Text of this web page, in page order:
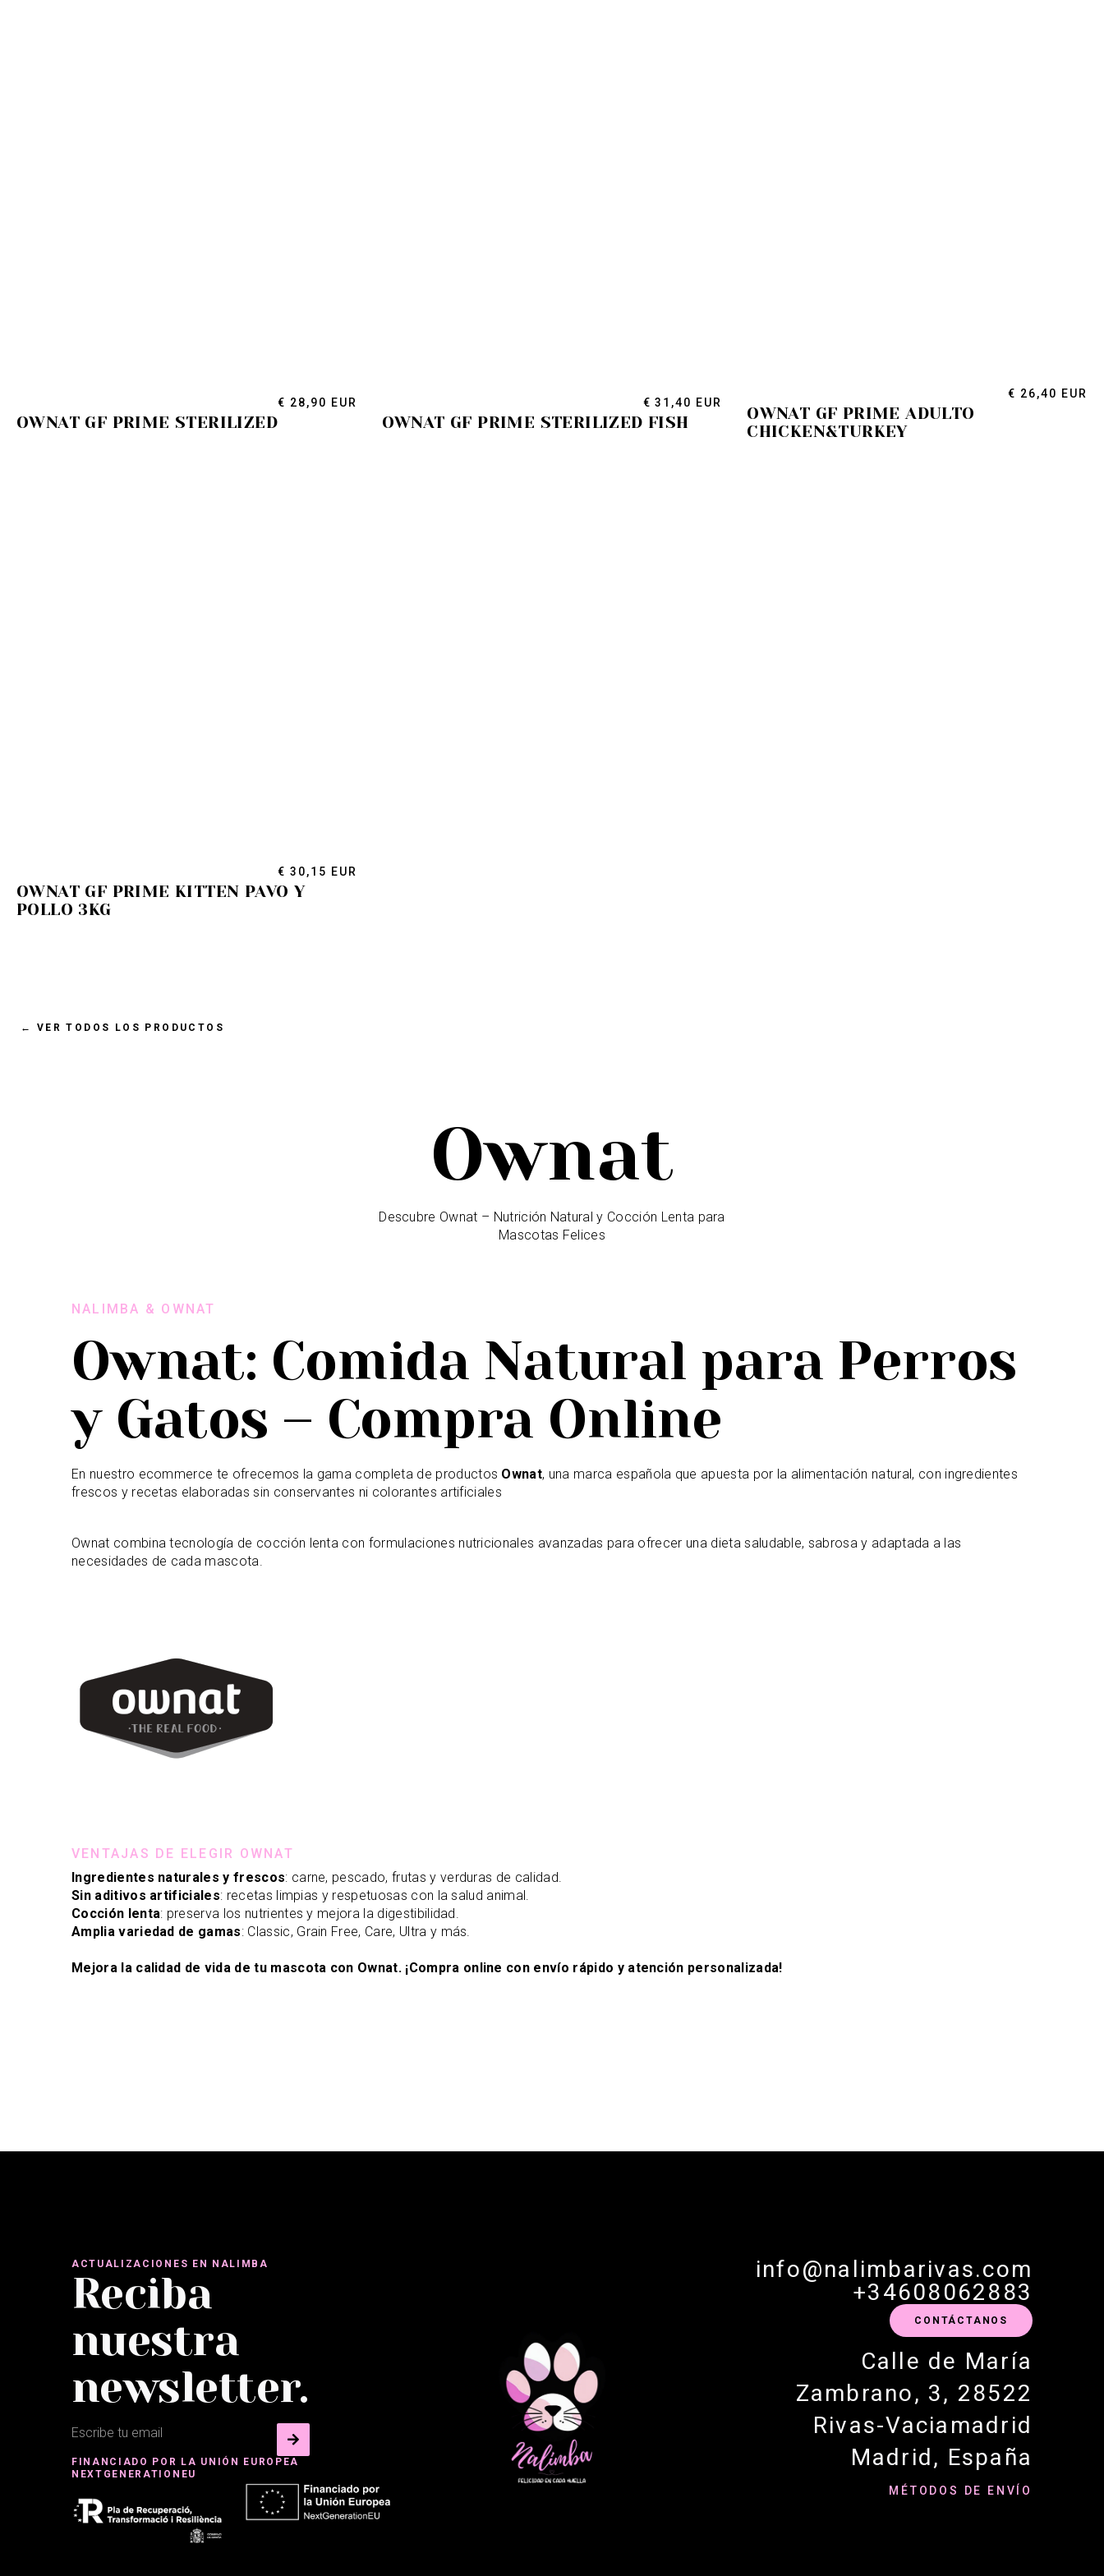
€ 28,90 EUR
OWNAT GF PRIME STERILIZED
€ 31,40 EUR
OWNAT GF PRIME STERILIZED FISH
€ 26,40 EUR
OWNAT GF PRIME ADULTO
CHICKEN&TURKEY
€ 30,15 EUR
OWNAT GF PRIME KITTEN PAVO Y
POLLO 3KG
← VER TODOS LOS PRODUCTOS
Ownat
Descubre Ownat – Nutrición Natural y Cocción Lenta para
Mascotas Felices
NALIMBA & OWNAT
Ownat: Comida Natural para Perros
y Gatos – Compra Online
En nuestro ecommerce te ofrecemos la gama completa de productos Ownat, una marca española que apuesta por la alimentación natural, con ingredientes
frescos y recetas elaboradas sin conservantes ni colorantes artificiales
Ownat combina tecnología de cocción lenta con formulaciones nutricionales avanzadas para ofrecer una dieta saludable, sabrosa y adaptada a las
necesidades de cada mascota.
VENTAJAS DE ELEGIR OWNAT
Ingredientes naturales y frescos: carne, pescado, frutas y verduras de calidad.
Sin aditivos artificiales: recetas limpias y respetuosas con la salud animal.
Cocción lenta: preserva los nutrientes y mejora la digestibilidad.
Amplia variedad de gamas: Classic, Grain Free, Care, Ultra y más.
Mejora la calidad de vida de tu mascota con Ownat. ¡Compra online con envío rápido y atención personalizada!
ACTUALIZACIONES EN NALIMBA
Reciba
nuestra
newsletter.
FINANCIADO POR LA UNIÓN EUROPEA
NEXTGENERATIONEU
info@nalimbarivas.com
+34608062883
CONTÁCTANOS
Calle de María
Zambrano, 3, 28522
Rivas-Vaciamadrid
Madrid, España
MÉTODOS DE ENVÍO